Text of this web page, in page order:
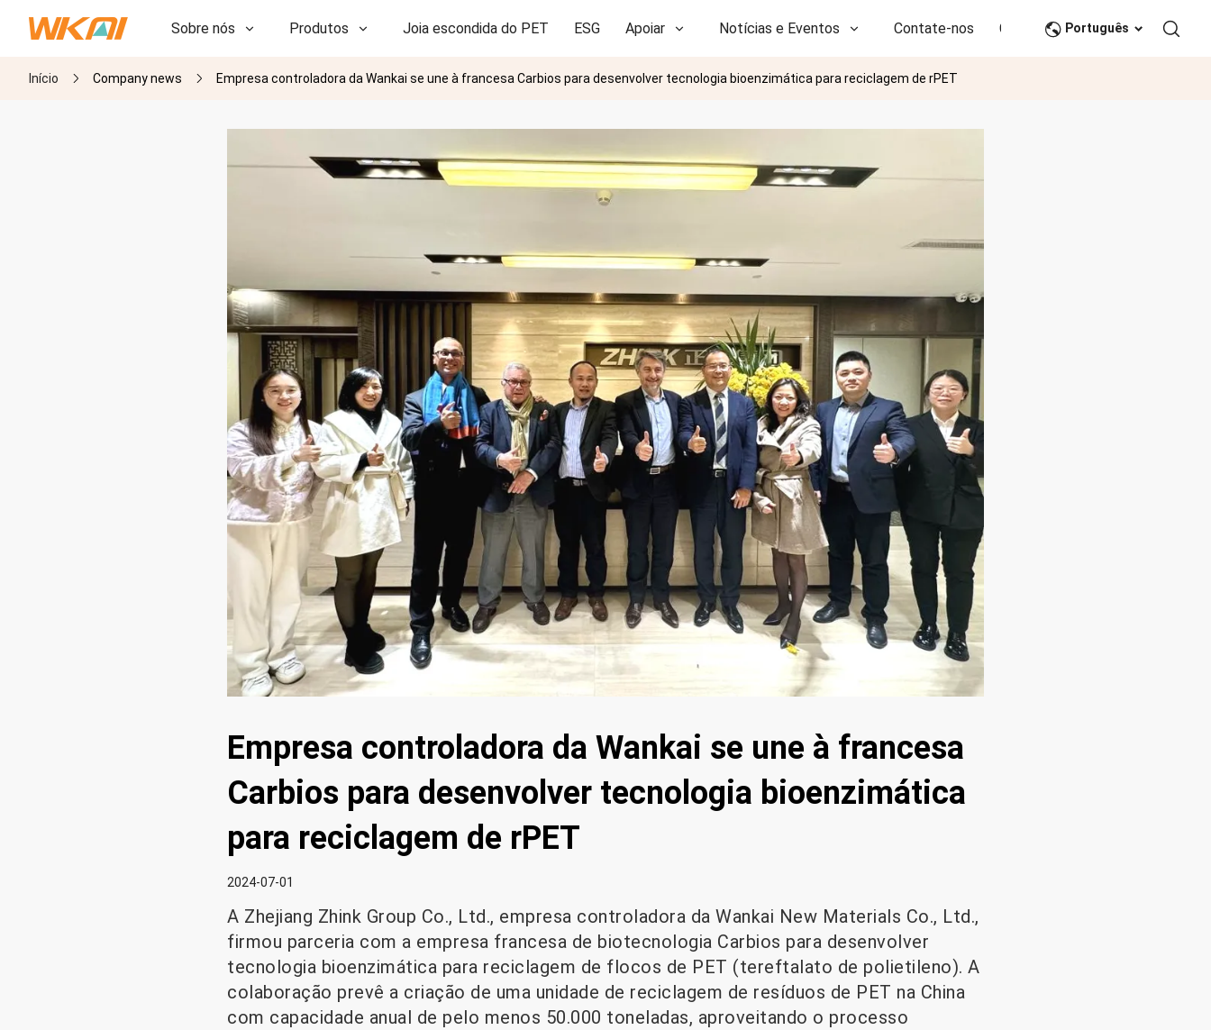
Sobre nós Produtos Joia escondida do PET ESG Apoiar Notícias e Eventos Contate-nos CN
P&D
Português
Início Company news Empresa controladora da Wankai se une à francesa Carbios para desenvolver tecnologia bioenzimática para reciclagem de rPET
Empresa controladora da Wankai se une à francesa
Carbios para desenvolver tecnologia bioenzimática
para reciclagem de rPET
2024-07-01
A Zhejiang Zhink Group Co., Ltd., empresa controladora da Wankai New Materials Co., Ltd.,
firmou parceria com a empresa francesa de biotecnologia Carbios para desenvolver
tecnologia bioenzimática para reciclagem de flocos de PET (tereftalato de polietileno). A
colaboração prevê a criação de uma unidade de reciclagem de resíduos de PET na China
com capacidade anual de pelo menos 50.000 toneladas, aproveitando o processo